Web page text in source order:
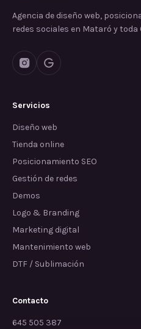
Agencia de diseño web,
redes sociales en Mataró y toda
Servicios
Diseño web
Tienda online
Posicionamiento SEO
Gestión de redes
Demos
Logo & Branding
Marketing digital
Mantenimiento web
DTF / Sublimación
Contacto
645 505 387